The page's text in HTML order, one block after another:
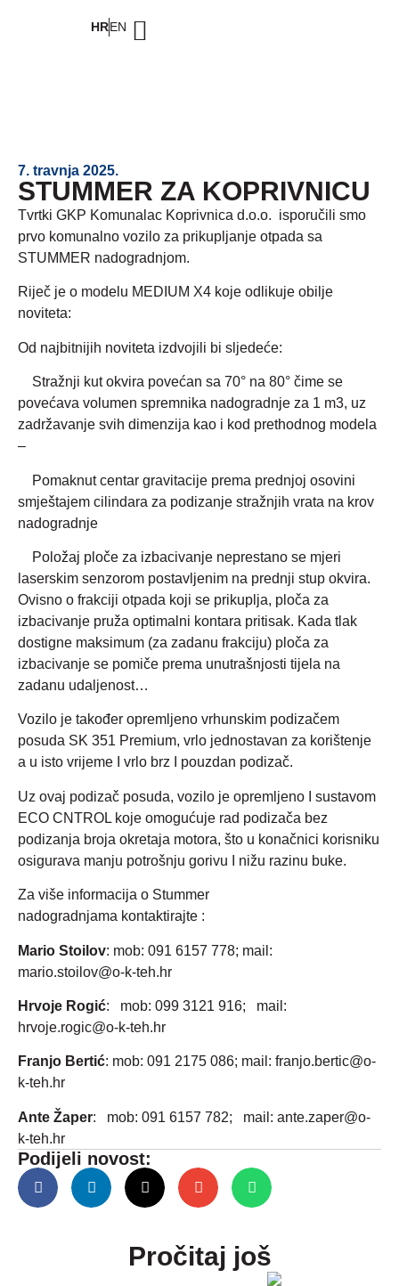
HREN
7. travnja 2025.
STUMMER ZA KOPRIVNICU
Tvrtki GKP Komunalac Koprivnica d.o.o. isporučili smo
prvo komunalno vozilo za prikupljanje otpada sa
STUMMER nadogradnjom.
Riječ je o modelu MEDIUM X4 koje odlikuje obilje
noviteta:
Od najbitnijih noviteta izdvojili bi sljedeće:
Stražnji kut okvira povećan sa 70° na 80° čime se
povećava volumen spremnika nadogradnje za 1 m3, uz
zadržavanje svih dimenzija kao i kod prethodnog modela
–
Pomaknut centar gravitacije prema prednjoj osovini
smještajem cilindara za podizanje stražnjih vrata na krov
nadogradnje
Položaj ploče za izbacivanje neprestano se mjeri
laserskim senzorom postavljenim na prednji stup okvira.
Ovisno o frakciji otpada koji se prikuplja, ploča za
izbacivanje pruža optimalni kontara pritisak. Kada tlak
dostigne maksimum (za zadanu frakciju) ploča za
izbacivanje se pomiče prema unutrašnjosti tijela na
zadanu udaljenost…
Vozilo je također opremljeno vrhunskim podizačem
posuda SK 351 Premium, vrlo jednostavan za korištenje
a u isto vrijeme I vrlo brz I pouzdan podizač.
Uz ovaj podizač posuda, vozilo je opremljeno I sustavom
ECO CNTROL koje omogućuje rad podizača bez
podizanja broja okretaja motora, što u konačnici korisniku
osigurava manju potrošnju gorivu I nižu razinu buke.
Za više informacija o Stummer
nadogradnjama kontaktirajte :
Mario Stoilov: mob: 091 6157 778; mail:
mario.stoilov@o-k-teh.hr
Hrvoje Rogić: mob: 099 3121 916; mail:
hrvoje.rogic@o-k-teh.hr
Franjo Bertić: mob: 091 2175 086; mail: franjo.bertic@o-
k-teh.hr
Ante Žaper: mob: 091 6157 782; mail: ante.zaper@o-
k-teh.hr
Podijeli novost:
Pročitaj još